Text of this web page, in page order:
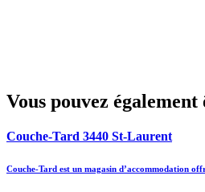
Vous pouvez
Couche-Tard 3440 St-Laurent
Couche-Tard est un magasin d’accommodation